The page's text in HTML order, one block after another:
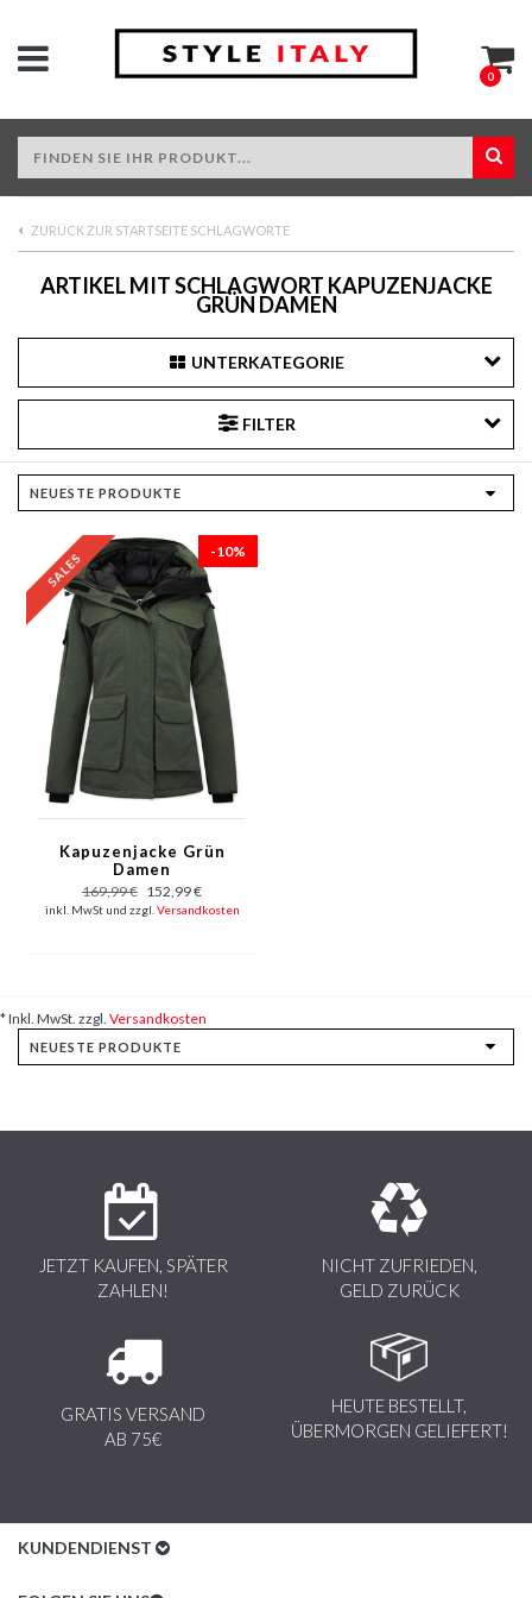
0
ZURÜCK ZUR STARTSEITE SCHLAGWORTE
ARTIKEL MIT SCHLAGWORT KAPUZENJACKE
GRÜN DAMEN
UNTERKATEGORIE
FILTER
-10%
Kapuzenjacke Grün
Damen
169,99 € 152,99 €
inkl. MwSt und zzgl. Versandkosten
* Inkl. MwSt. zzgl. Versandkosten
JETZT KAUFEN, SPÄTER
ZAHLEN!
NICHT ZUFRIEDEN,
GELD ZURÜCK
GRATIS VERSAND
AB 75€
HEUTE BESTELLT,
ÜBERMORGEN GELIEFERT!
KUNDENDIENST
Kundenservice